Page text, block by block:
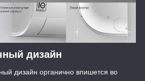
дизайн
дизайн органично впишется во